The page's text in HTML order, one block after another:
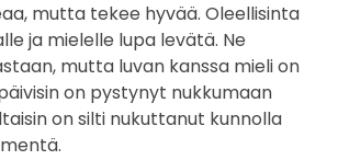
mutta tekee hyvää. Oleellisinta
ja mielelle lupa levätä. Ne
mutta luvan kanssa mieli on
on pystynyt nukkumaan
on silti nukuttanut kunnolla